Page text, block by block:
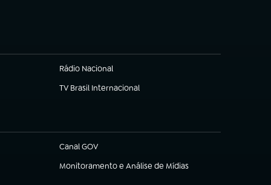
Rádio Nacional
TV Brasil Internacional
(abre em nova aba)
Canal GOV
(abre em nova aba)
Monitoramento e Análise de Mídias
(abre em nova aba)